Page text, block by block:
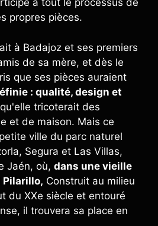
à tout le processus de
propres pièces.
à Badajoz et ses premiers
de sa mère, et dès le
que ses pièces auraient
: qualité, design et
tricoterait des
et de maison. Mais ce
ville du parc naturel
Segura et Las Villas,
Jaén, où, dans une vieille
Pilarillo, Construit au milieu
du XXe siècle et entouré
il trouvera sa place en